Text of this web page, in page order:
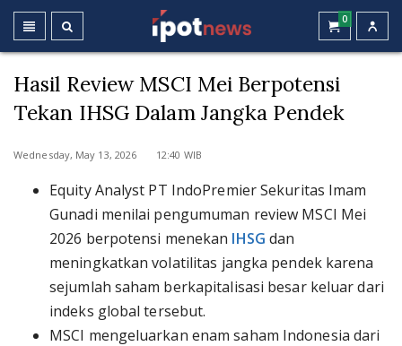
0
Hasil Review MSCI Mei Berpotensi
Tekan IHSG Dalam Jangka Pendek
Wednesday, May 13, 2026 12:40 WIB
Equity Analyst PT IndoPremier Sekuritas Imam
Gunadi menilai pengumuman review MSCI Mei
2026 berpotensi menekan IHSG dan
meningkatkan volatilitas jangka pendek karena
sejumlah saham berkapitalisasi besar keluar dari
indeks global tersebut.
MSCI mengeluarkan enam saham Indonesia dari